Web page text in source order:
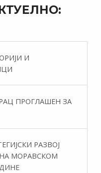
И
ПРОГЛАШЕН ЗА
РАЗВОЈ
НА МОРАВСКОМ